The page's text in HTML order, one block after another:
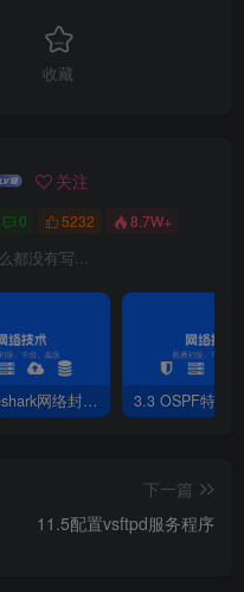
收藏
关注
0 5232 8.7W+
都没有写...
1.3 Wireshark网络封包分析软件 3.3 OSPF特性
下一篇
11.5配置vsftpd服务程序